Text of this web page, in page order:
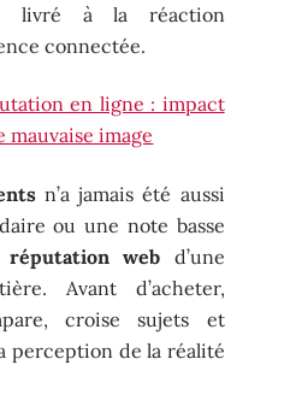
livré à la réaction
connectée.
en ligne : impact
mauvaise image
n’a jamais été aussi
ou une note basse
réputation web d’une
Avant d’acheter,
croise sujets et
perception de la réalité